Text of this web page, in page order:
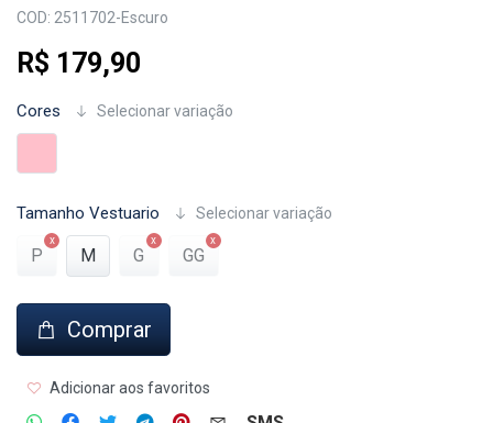
COD: 2511702-Escuro
R$ 179,90
Cores Selecionar variação
Tamanho Vestuario Selecionar variação
P M G GG
Comprar
Adicionar aos favoritos